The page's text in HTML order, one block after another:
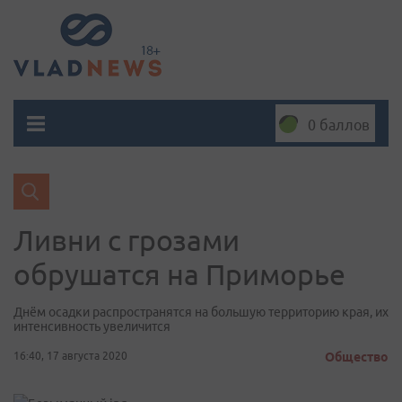
0 баллов
Ливни с грозами
обрушатся на Приморье
Днём осадки распространятся на большую территорию края, их
интенсивность увеличится
16:40, 17 августа 2020 Общество